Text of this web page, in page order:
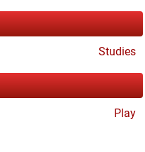
Studies
Play